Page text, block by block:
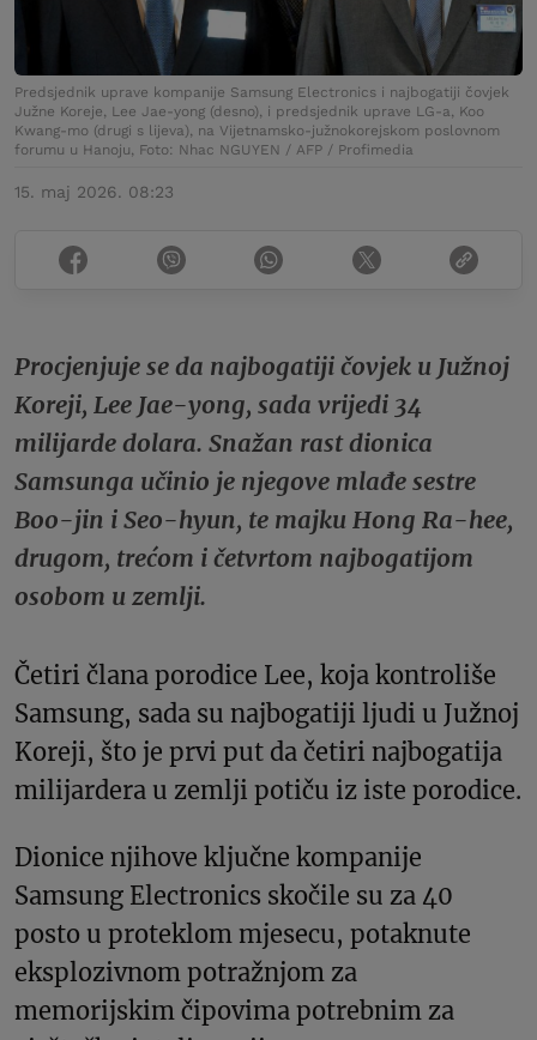
Predsjednik uprave kompanije Samsung Electronics i najbogatiji čovjek
Južne Koreje, Lee Jae-yong (desno), i predsjednik uprave LG-a, Koo
Kwang-mo (drugi s lijeva), na Vijetnamsko-južnokorejskom poslovnom
forumu u Hanoju, Foto: Nhac NGUYEN / AFP / Profimedia
15. maj 2026. 08:23
Procjenjuje se da najbogatiji čovjek u Južnoj
Koreji, Lee Jae-yong, sada vrijedi 34
milijarde dolara. Snažan rast dionica
Samsunga učinio je njegove mlađe sestre
Boo-jin i Seo-hyun, te majku Hong Ra-hee,
drugom, trećom i četvrtom najbogatijom
osobom u zemlji.
Četiri člana porodice Lee, koja kontroliše
Samsung, sada su najbogatiji ljudi u Južnoj
Koreji, što je prvi put da četiri najbogatija
milijardera u zemlji potiču iz iste porodice.
Dionice njihove ključne kompanije
Samsung Electronics skočile su za 40
posto u proteklom mjesecu, potaknute
eksplozivnom potražnjom za
memorijskim čipovima potrebnim za